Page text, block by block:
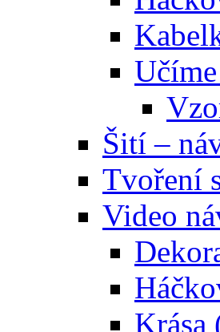
Šití –
Tvoření
Video
Krása